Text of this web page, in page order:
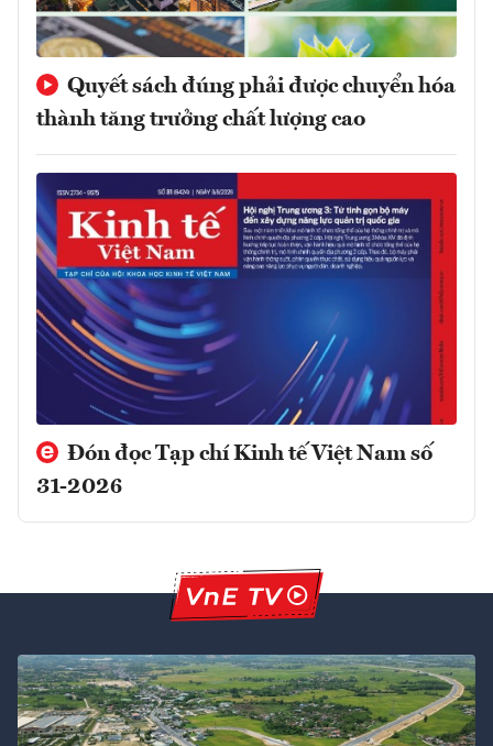
Quyết sách đúng phải được chuyển hóa
thành tăng trưởng chất lượng cao
Đón đọc Tạp chí Kinh tế Việt Nam số
31-2026